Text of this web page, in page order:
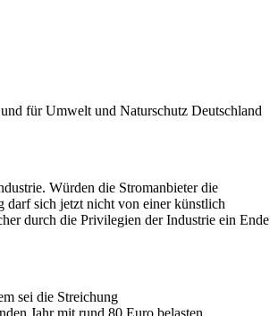
für Umwelt und Naturschutz Deutschland
Würden die Stromanbieter die
darf sich jetzt nicht von einer künstlich
durch die Privilegien der Industrie ein Ende
sei die Streichung
Jahr mit rund 80 Euro belasten.